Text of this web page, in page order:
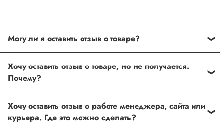
специальное поле, где Вы можете оставить свой отзыв.
Также Вы можете присвоить товару от одной до пяти
звёзд. Все отзывы о товарах проходят модерацию.
Хочу оставить отзыв о товаре, но не получается.
полей. Если поля заполнены корректно, то свяжитесь с
нами по телефону +7 (812) 565-32-05;
Хочу оставить отзыв о работе менеджера, сайта или